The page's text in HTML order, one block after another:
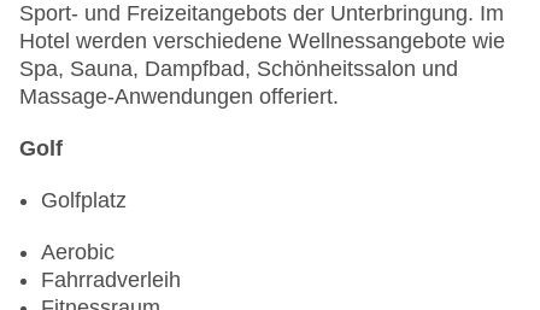
Sport- und Freizeitangebots der Unterbringung. Im
Hotel werden verschiedene Wellnessangebote wie
Spa, Sauna, Dampfbad, Schönheitssalon und
Massage-Anwendungen offeriert.
Golf
Golfplatz
Aerobic
Fahrradverleih